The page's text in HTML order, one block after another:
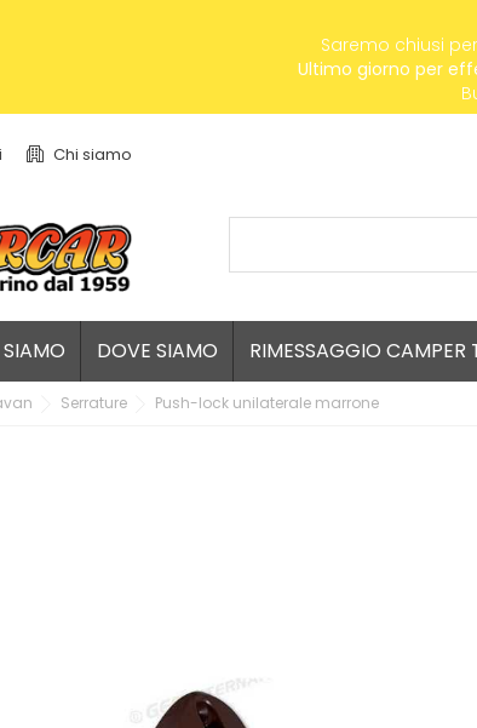
Saremo chiusi
Ultimo giorno per
Chi siamo
DOVE SIAMO RIMESSAGGIO CAMPER
Serrature Push-lock unilaterale marrone